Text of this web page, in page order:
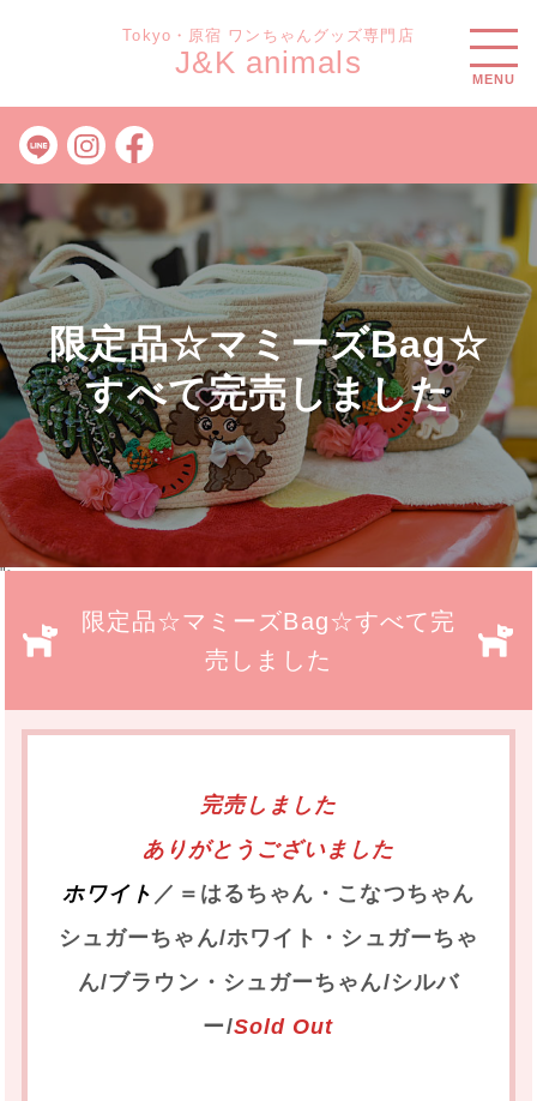
Tokyo・原宿 ワンちゃんグッズ専門店
J&K animals MENU
">
限定品☆マミーズBag☆
すべて完売しました
限定品☆マミーズBag☆すべて完
売しました
完売しました
ありがとうございました
ホワイト ／＝はるちゃん・こなつちゃん
シュガーちゃん/ホワイト・シュガーちゃ
ん/ブラウン・シュガーちゃん/シルバ
ー/Sold Out